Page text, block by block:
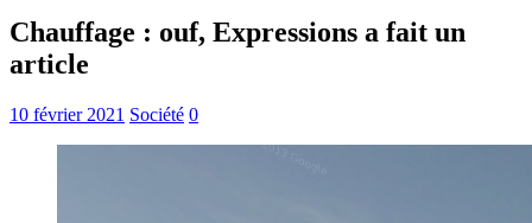
Chauffage : ouf, Expressions a fait un
article
10 février 2021 Société 0